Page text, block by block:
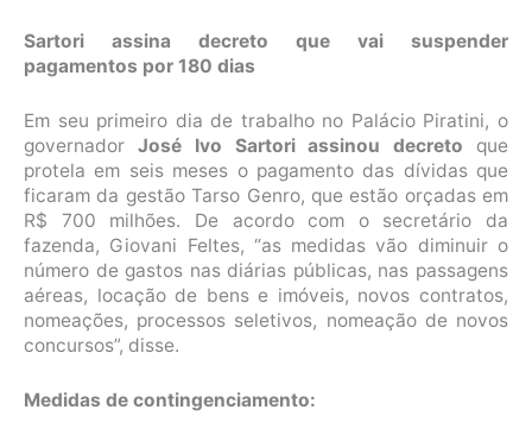
Sartori assina decreto que vai suspender
pagamentos por 180 dias
Em seu primeiro dia de trabalho no Palácio Piratini, o
governador José Ivo Sartori assinou decreto que
protela em seis meses o pagamento das dívidas que
ficaram da gestão Tarso Genro, que estão orçadas em
R$ 700 milhões. De acordo com o secretário da
fazenda, Giovani Feltes, “as medidas vão diminuir o
número de gastos nas diárias públicas, nas passagens
aéreas, locação de bens e imóveis, novos contratos,
nomeações, processos seletivos, nomeação de novos
concursos”, disse.
Medidas de contingenciamento: